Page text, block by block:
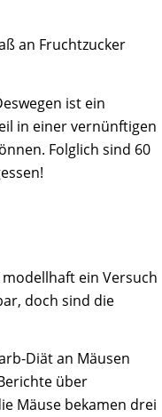
an Fruchtzucker
ist ein
in einer vernünftigen
Folglich sind 60
ein Versuch
doch sind die
Diät an Mäusen
über
Mäuse bekamen drei